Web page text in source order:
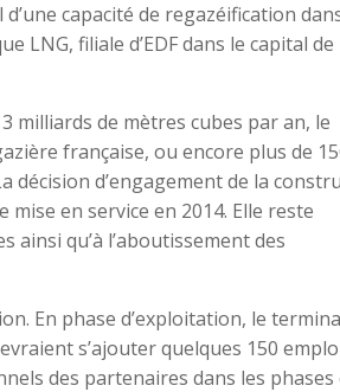
capacité de regazéification
filiale d’EDF dans le capital de
milliards de mètres cubes par an, le
française, ou encore plus de
décision d’engagement de la
en service en 2014. Elle reste
qu’à l’aboutissement des
En phase d’exploitation, le
s’ajouter quelques 150
des partenaires dans les phases